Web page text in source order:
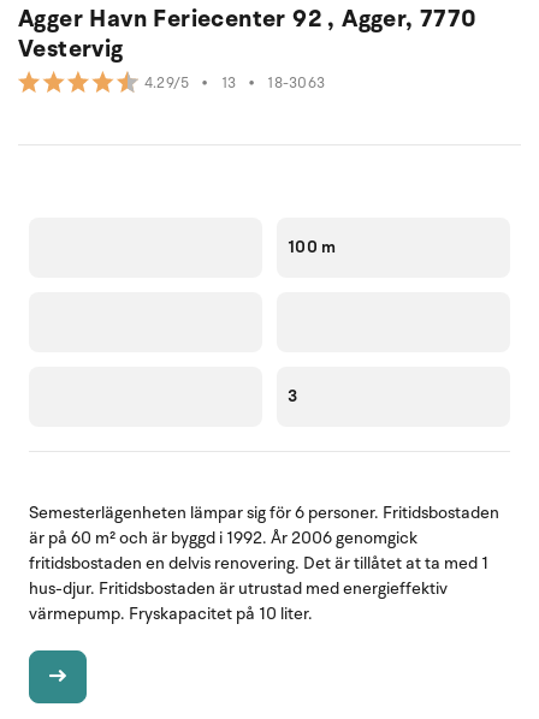
Agger Havn Feriecenter 92 , Agger, 7770
Vestervig
4.29/5 • 13 • 18-3063
100 m
3
Semesterlägenheten lämpar sig för 6 personer. Fritidsbostaden
är på 60 m² och är byggd i 1992. År 2006 genomgick
fritidsbostaden en delvis renovering. Det är tillåtet at ta med 1
hus-djur. Fritidsbostaden är utrustad med energieffektiv
värmepump. Fryskapacitet på 10 liter.